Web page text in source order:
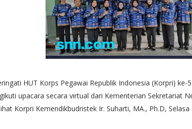
HUT Korps Pegawai Republik Indonesia (Korpri) ke-
upacara secara virtual dari Kementerian Sekretariat
Korpri Kemendikbudristek Ir. Suharti, MA., Ph.D, Selasa